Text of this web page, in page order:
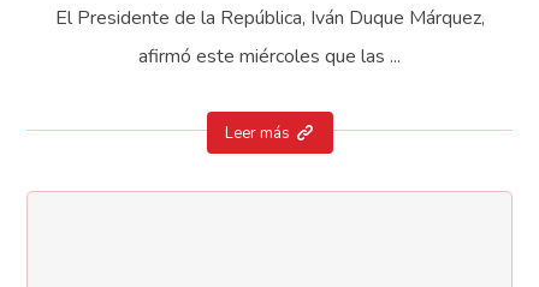
El Presidente de la República, Iván Duque Márquez,
afirmó este miércoles que las ...
Leer más